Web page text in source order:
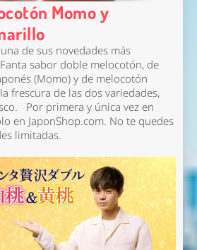
Momo y
de sus novedades más
Fanta sabor doble melocotón, de
(Momo) y de melocotón
frescura de las dos variedades,
Por primera y única vez en
en JaponShop.com. No te quedes
limitadas.